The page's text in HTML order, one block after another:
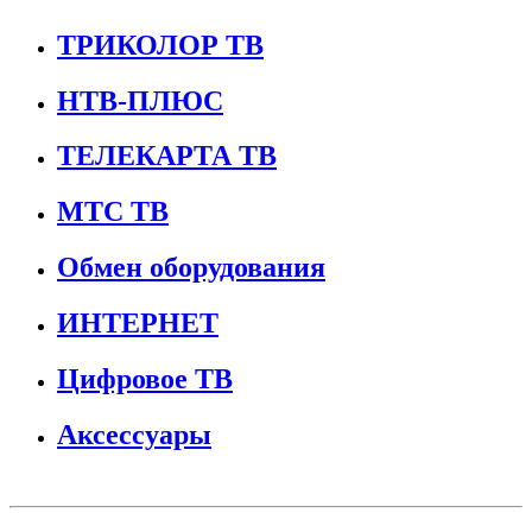
ТРИКОЛОР ТВ
НТВ-ПЛЮС
ТЕЛЕКАРТА ТВ
МТС ТВ
Обмен оборудования
ИНТЕРНЕТ
Цифровое ТВ
Аксессуары